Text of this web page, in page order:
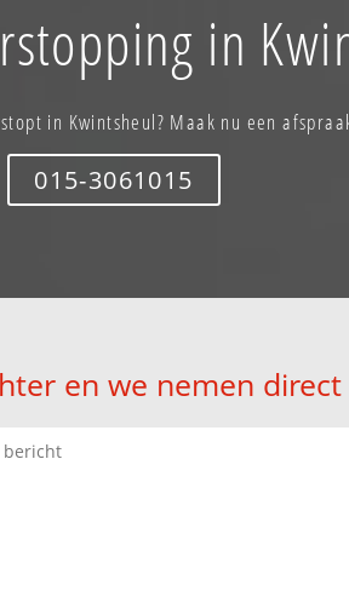
in
in Kwintsheul? Maak nu een
015-3061015
en we nemen